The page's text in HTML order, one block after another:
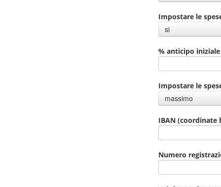
Impostare le
si
% anticipo iniziale
Impostare le
massimo
IBAN (coordinate
Numero